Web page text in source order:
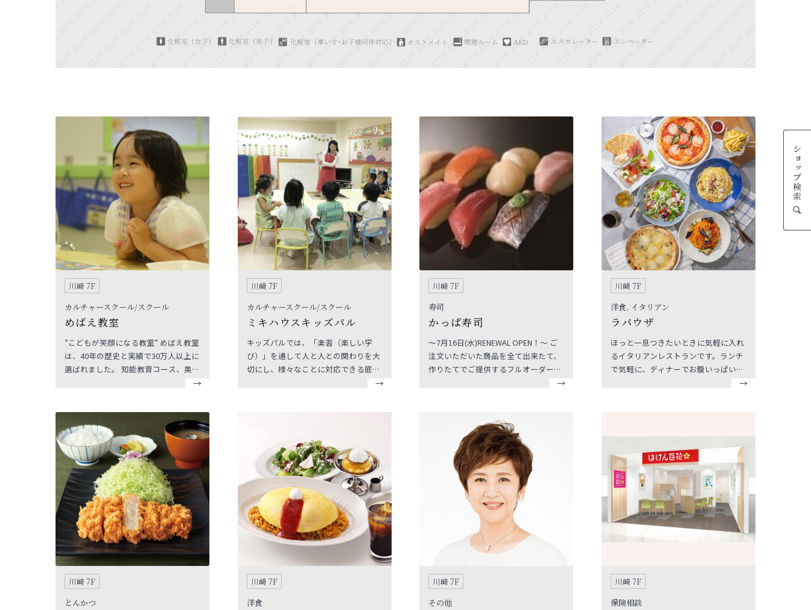
川崎 7F
カルチャースクール/スクール
めばえ教室
”こどもが笑顔になる教室” めばえ教室
は、40年の歴史と実績で30万人以上に
選ばれました。 知能教育コース、英会
話コースのどちらも少人数レッスンで
主役」。毎週楽しく通いながら成長し
ていけるんです。 いまなら、めばえの
教育を無料体験するチャンス！お気軽
にフリーダイヤルまでお問い合わせく
ださいませ。
川崎 7F
カルチャースクール/スクール
ミキハウスキッズパル
キッズパルでは、「楽習（楽しい学
び）」を通して人と人との関わりを大
切にし、様々なことに対応できる底力
川崎 7F
寿司
かっぱ寿司
～7月16日(水)RENEWAL OPEN！～ ご
注文いただいた商品を全て出来たて、
作りたてでご提供するフルオーダーの
かっぱ寿司です。笑顔で活気あるサー
までメニューは充実！
川崎 7F
洋食, イタリアン
ラパウザ
ほっと一息つきたいときに気軽に入れ
るイタリアンレストランです。ランチ
で気軽に、ディナーでお腹いっぱい
に、ラパウザで気軽にイタリアンをお
川崎 7F
とんかつ
川崎 7F
洋食
川崎 7F
その他
川崎 7F
保険相談